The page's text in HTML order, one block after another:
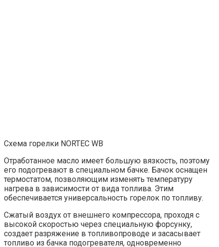
Схема горелки NORTEC WB
Отработанное масло имеет большую вязкость, поэтому
его подогревают в специальном бачке. Бачок оснащен
термостатом, позволяющим изменять температуру
нагрева в зависимости от вида топлива. Этим
обеспечивается универсальность горелок по топливу.
Сжатый воздух от внешнего компрессора, проходя с
высокой скоростью через специальную форсунку,
создает разряжение в топливопроводе и засасывает
топливо из бачка подогревателя, одновременно